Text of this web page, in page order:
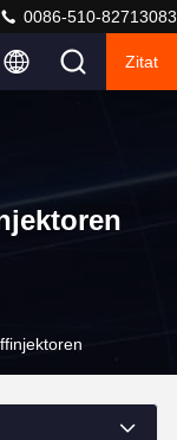
0086-510-82713083
Zitat